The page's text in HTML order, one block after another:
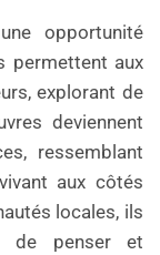
opportunité
permettent aux
explorant de
deviennent
ressemblant
aux côtés
locales, ils
de penser et